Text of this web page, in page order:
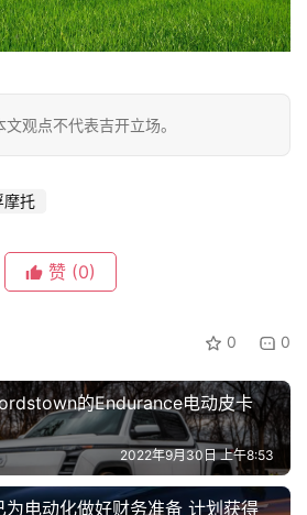
文观点不代表吉开立场。
摩托
赞 (0)
0 0
的Endurance电动皮卡
2022年9月30日 上午8:53
为电动化做好财务准备 计划获得